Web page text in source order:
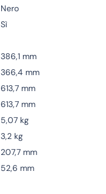
Nero
Sì
386,1 mm
366,4 mm
613,7 mm
613,7 mm
5,07 kg
3,2 kg
207,7 mm
52,6 mm